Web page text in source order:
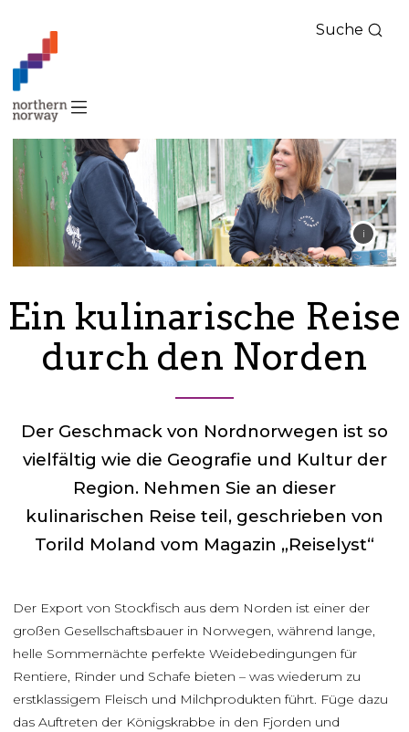
Nord-
Norge
–
Deutsch
Suche
Ein kulinarische Reise
durch den Norden
Der Geschmack von Nordnorwegen ist so
vielfältig wie die Geografie und Kultur der
Region. Nehmen Sie an dieser
kulinarischen Reise teil, geschrieben von
Torild Moland vom Magazin „Reiselyst“
Der Export von Stockfisch aus dem Norden ist einer der
großen Gesellschaftsbauer in Norwegen, während lange,
helle Sommernächte perfekte Weidebedingungen für
Rentiere, Rinder und Schafe bieten – was wiederum zu
erstklassigem Fleisch und Milchprodukten führt. Füge dazu
das Auftreten der Königskrabbe in den Fjorden und